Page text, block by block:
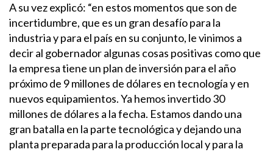
A su vez explicó: “en estos momentos que son de
incertidumbre, que es un gran desafío para la
industria y para el país en su conjunto, le vinimos a
decir al gobernador algunas cosas positivas como que
la empresa tiene un plan de inversión para el año
próximo de 9 millones de dólares en tecnología y en
nuevos equipamientos. Ya hemos invertido 30
millones de dólares a la fecha. Estamos dando una
gran batalla en la parte tecnológica y dejando una
planta preparada para la producción local y para la